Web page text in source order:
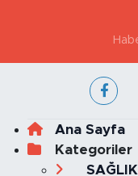
Ana Sayfa
Kategoriler